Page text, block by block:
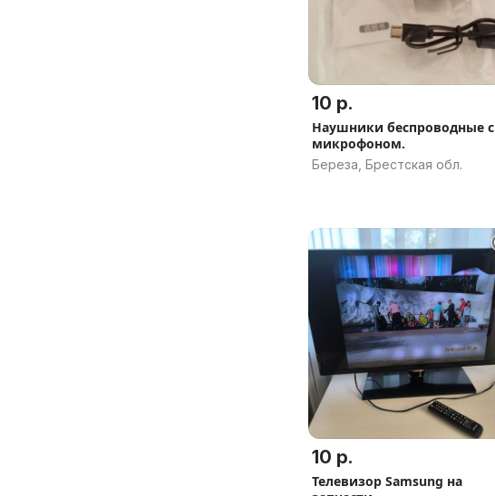
10 р.
Наушники беспроводные с
микрофоном.
Береза, Брестская обл.
10 р.
Телевизор Samsung на